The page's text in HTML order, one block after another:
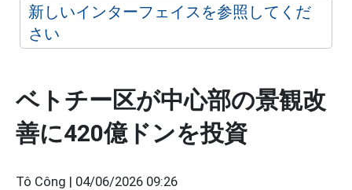
新しいインターフェイスを参照してくだ
さい
ベトチー区が中心部の景観改
善に420億ドンを投資
Tô Công | 04/06/2026 09:26